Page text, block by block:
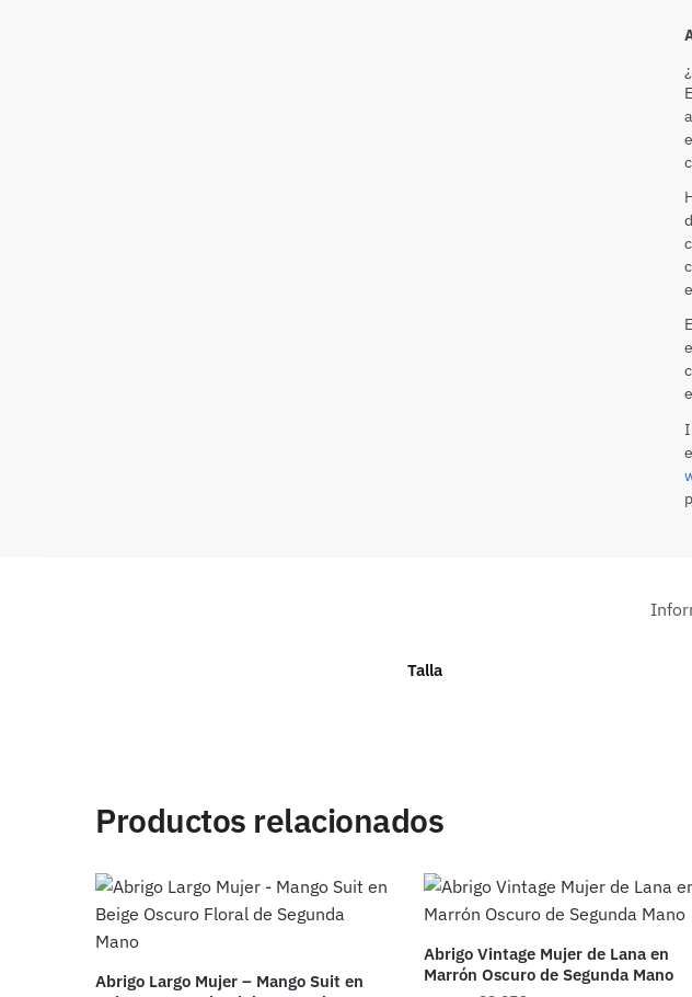
Talla
Productos relacionados
Abrigo Largo Mujer – Mango Suit en
Abrigo Vintage Mujer de Lana en
Marrón Oscuro de Segunda Mano